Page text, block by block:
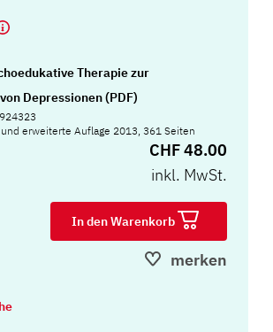
Therapie zur
Depressionen (PDF)
erweiterte Auflage 2013, 361 Seiten
CHF 48.00
inkl. MwSt.
In den Warenkorb
merken